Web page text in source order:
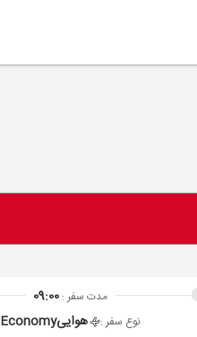
مدت سفر : 09:00
نوع سفر : هواییEconomy